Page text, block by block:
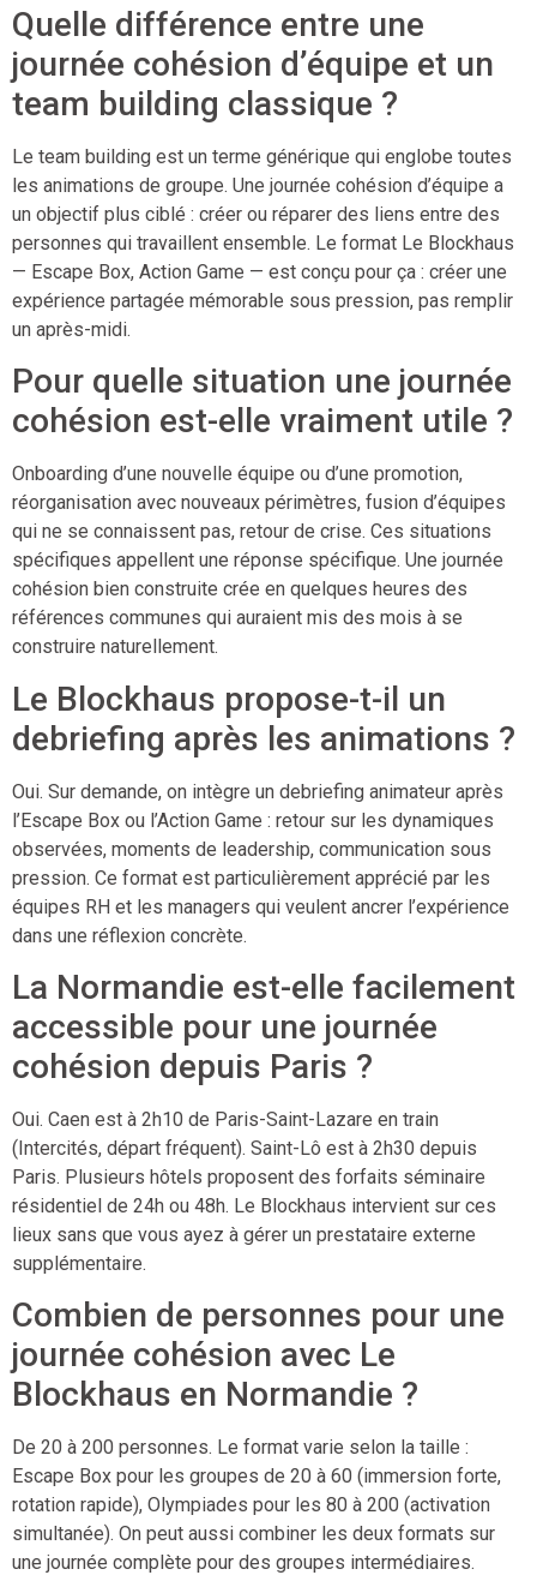
Quelle différence entre une
journée cohésion d’équipe et un
team building classique ?
Le team building est un terme générique qui englobe toutes
les animations de groupe. Une journée cohésion d’équipe a
un objectif plus ciblé : créer ou réparer des liens entre des
personnes qui travaillent ensemble. Le format Le Blockhaus
— Escape Box, Action Game — est conçu pour ça : créer une
expérience partagée mémorable sous pression, pas remplir
un après-midi.
Pour quelle situation une journée
cohésion est-elle vraiment utile ?
Onboarding d’une nouvelle équipe ou d’une promotion,
réorganisation avec nouveaux périmètres, fusion d’équipes
qui ne se connaissent pas, retour de crise. Ces situations
spécifiques appellent une réponse spécifique. Une journée
cohésion bien construite crée en quelques heures des
références communes qui auraient mis des mois à se
construire naturellement.
Le Blockhaus propose-t-il un
debriefing après les animations ?
Oui. Sur demande, on intègre un debriefing animateur après
l’Escape Box ou l’Action Game : retour sur les dynamiques
observées, moments de leadership, communication sous
pression. Ce format est particulièrement apprécié par les
équipes RH et les managers qui veulent ancrer l’expérience
dans une réflexion concrète.
La Normandie est-elle facilement
accessible pour une journée
cohésion depuis Paris ?
Oui. Caen est à 2h10 de Paris-Saint-Lazare en train
(Intercités, départ fréquent). Saint-Lô est à 2h30 depuis
Paris. Plusieurs hôtels proposent des forfaits séminaire
résidentiel de 24h ou 48h. Le Blockhaus intervient sur ces
lieux sans que vous ayez à gérer un prestataire externe
supplémentaire.
Combien de personnes pour une
journée cohésion avec Le
Blockhaus en Normandie ?
De 20 à 200 personnes. Le format varie selon la taille :
Escape Box pour les groupes de 20 à 60 (immersion forte,
rotation rapide), Olympiades pour les 80 à 200 (activation
simultanée). On peut aussi combiner les deux formats sur
une journée complète pour des groupes intermédiaires.